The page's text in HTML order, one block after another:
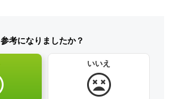
参考になりましたか？
いいえ